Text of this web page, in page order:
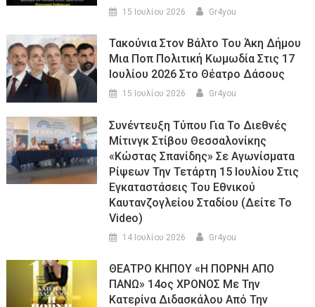
15 Ιουλίου 2026 Gr4you
Τακούνια Στον Βάλτο Του Άκη Δήμου
Μια Ποπ Πολιτική Κωμωδία Στις 17
Ιουλίου 2026 Στο Θέατρο Δάσους
15 Ιουλίου 2026 Gr4you
Συνέντευξη Τύπου Για Το Διεθνές
Μίτινγκ Στίβου Θεσσαλονίκης
«Κώστας Σπανίδης» Σε Αγωνίσματα
Ρίψεων Την Τετάρτη 15 Ιουλίου Στις
Εγκαταστάσεις Του Εθνικού
Καυτανζογλείου Σταδίου (Δείτε Το
Video)
14 Ιουλίου 2026 Gr4you
ΘΕΑΤΡΟ ΚΗΠΟΥ «Η ΠΟΡΝΗ ΑΠΟ
ΠΑΝΩ» 14ος ΧΡΟΝΟΣ Με Την
Κατερίνα Διδασκάλου Από Την